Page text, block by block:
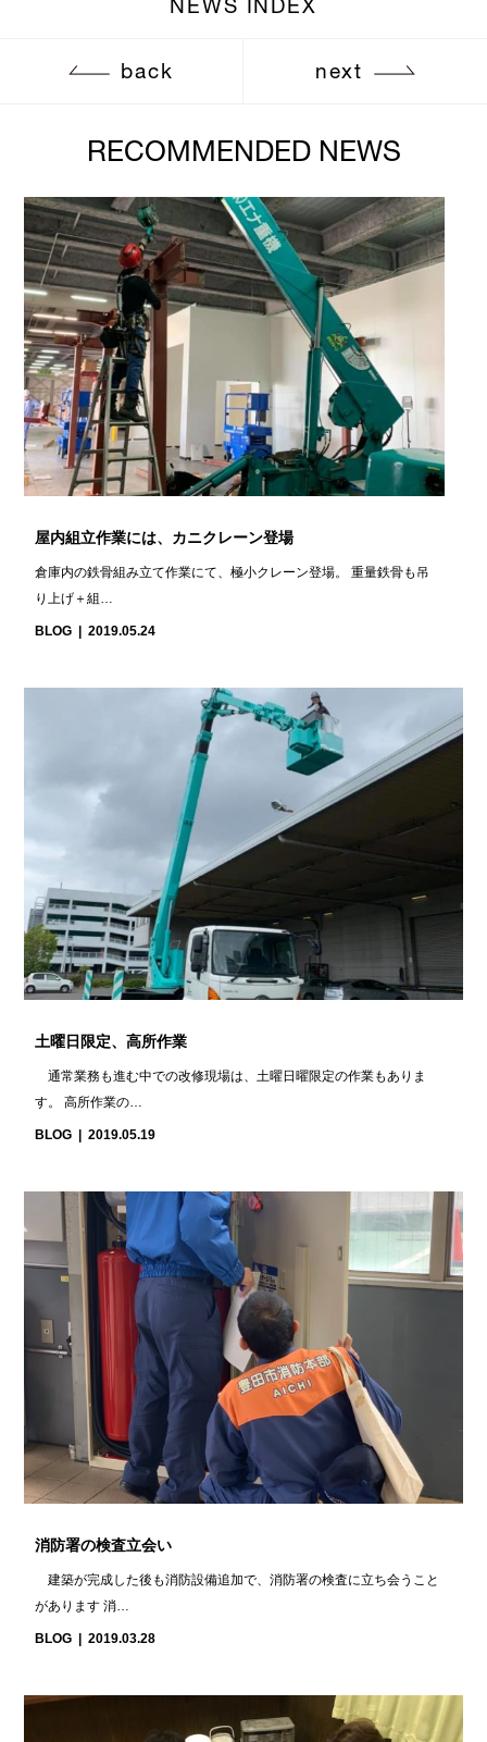
NEWS INDEX
back next
RECOMMENDED NEWS
屋内組立作業には、カニクレーン登場
倉庫内の鉄骨組み立て作業にて、極小クレーン登場。 重量鉄骨も吊
り上げ＋組…
BLOG 2019.05.24
土曜日限定、高所作業
通常業務も進む中での改修現場は、土曜日曜限定の作業もありま
す。 高所作業の…
BLOG 2019.05.19
消防署の検査立会い
建築が完成した後も消防設備追加で、消防署の検査に立ち会うこと
があります 消…
BLOG 2019.03.28